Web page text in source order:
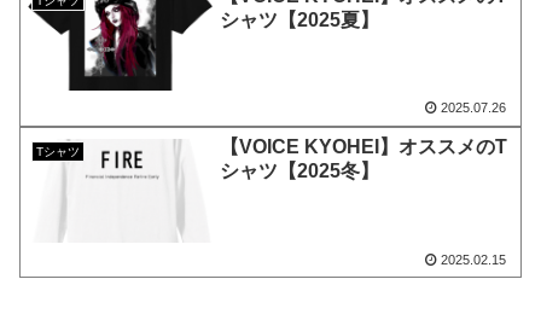
シャツ【2025夏】
2025.07.26
Tシャツ
【VOICE KYOHEI】オススメのT
シャツ【2025冬】
2025.02.15